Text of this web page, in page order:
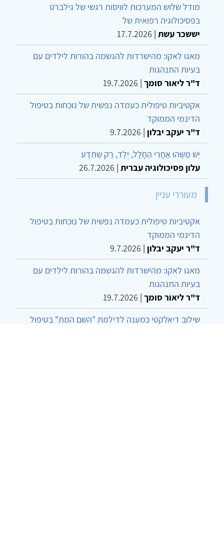
מודל שלוש המערכות לוויסות רגשי של גילברט
בפסיכולוגיה רפואית של
יששכר עשת |
17.7.2026
מאגו לאקו: מהישרדות להגשמה בהורות לילדים עם
בעיות התנהגות
ד"ר ליאור סומך |
19.7.2026
אקטיביות טיפולית כעמדה נפשית של נוכחות בטיפול
הדינמי הממוקד
ד"ר יעקב יבלון |
9.7.2026
יֵשׁ מַשֶּׁהוּ אַחֲרֵי הֶחָלָל, יֶלֶד, רַק שֶׁתֵּדַע
עלון פסיכולוגיה עברית |
26.7.2026
מעוררי עניין
אקטיביות טיפולית כעמדה נפשית של נוכחות בטיפול
הדינמי הממוקד
ד"ר יעקב יבלון |
9.7.2026
מאגו לאקו: מהישרדות להגשמה בהורות לילדים עם
בעיות התנהגות
ד"ר ליאור סומך |
19.7.2026
שילוב דיאלקטי כמענה לדילמת "השם המת" בטיפול